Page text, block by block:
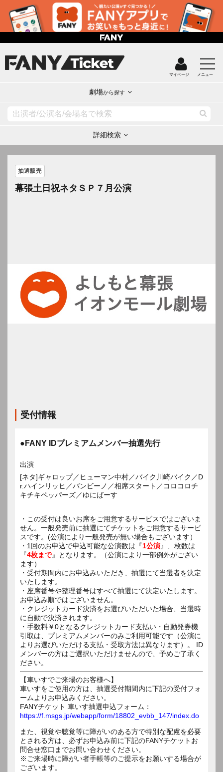
マイページ メニュー
劇場から探す
詳細検索
抽選販売
幕張土日祝ネタＳＰ７月公演
受付情報
●FANY IDプレミアムメンバー抽選先行
出演
[ネタ]ギャロップ／ヒューマン中村／バイク川崎バイク／D
r.ハインリッヒ／バンビーノ／相席スタート／コロコロチ
キチキペッパーズ／ゆにばーす
・この受付は良いお席をご用意するサービスではございま
せん。一般発売前に抽選にてチケットをご用意するサービ
スです。(公演により一般発売が無い場合もございます）
・1回のお申込で申込可能な公演数は『1公演』、枚数は
『4枚まで』となります。（公演により一部例外がござい
ます）
・受付期間内にお申込みいただき、抽選にて当選者を決定
いたします。
・座席番号や整理番号はすべて抽選にて決定いたします。
お申込み順ではございません。
・クレジットカード決済をお選びいただいた場合、当選時
に自動で決済されます。
・手数料￥0となるクレジットカード支払い・自動発券機
引取は、プレミアムメンバーのみご利用可能です（公演に
よりお選びいただける支払・受取方法は異なります）。 ID
メンバーの方はご選択いただけませんので、予めご了承く
ださい。
【車いすでご来場のお客様へ】
車いすをご使用の方は、抽選受付期間内に下記の受付フォ
ームよりお申込みください。
FANYチケット 車いす抽選申込フォーム：
https://f.msgs.jp/webapp/form/18802_evbb_147/index.do
また、視覚や聴覚等に障がいのある方で特別な配慮を必要
とされる方は、必ずお申込み前に下記のFANYチケットお
問合せ窓口までお問い合わせください。
※ご来場時に障がい者手帳等のご提示をお願いする場合が
ございます。